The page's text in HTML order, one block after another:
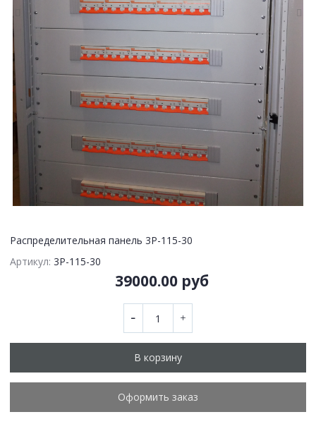
Распределительная панель 3P-115-30
Артикул: 3P-115-30
39000.00 руб
В корзину
Оформить заказ